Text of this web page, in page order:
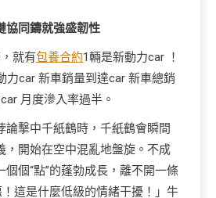
協同鑄就強盛韌性
就有包養合約1輛是新動力car ！
力car 新車銷量到達car 新車總銷
月度滲入率過半。
論擊中千紙鶴時，千紙鶴會瞬間
，開始在空中混亂地盤旋。不成
個“點”的蓬勃成長，離不開一條
！這是什麼低級的情緒干擾！」牛